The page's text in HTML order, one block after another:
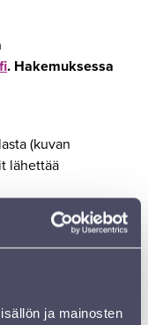
ja mainosten
. Hakemuksessa
(kuvan
lähettää
konsertin kotiisi
kodissasi on
Lisää myös